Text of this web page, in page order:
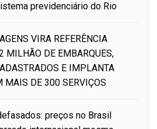
previdenciário do Rio
VIRA REFERÊNCIA
MILHÃO DE EMBARQUES,
E IMPLANTA
MAIS DE 300 SERVIÇOS
preços no Brasil